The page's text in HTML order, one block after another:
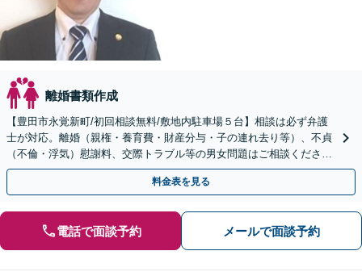
離婚書類作成
【豊田市永覚新町/初回相談無料/敷地内駐車場５台】相談は必ず弁護
士が対応。離婚（親権・養育費・財産分与・子の連れ去り等）、不貞
（不倫・浮気）慰謝料、交際トラブル等の男女問題はご相談くださ
い。相応の費用を頂きますが安心と専門知識を提供します。
料金表を見る
電話で面談予約 メールで面談予約